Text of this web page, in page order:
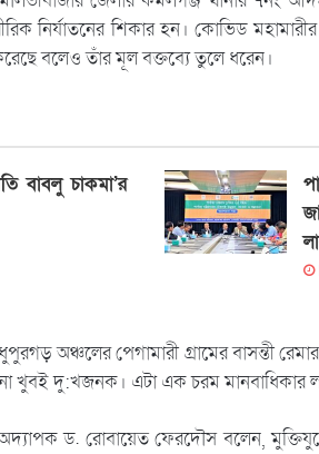
নির্যাতনের শিকার হন। কোভিড
বলেও তাঁর মূল বক্তব্যে তুলে ধরেন।
বাবলু চাকমা’র
অঞ্চলের পেগামারী গ্রামের বাসন্তী
খুবই দু:খজনক। এটা এক চরম মানবাধিকার
অদ্যাপক ড. রোবায়েত ফেরদৌস বলেন,